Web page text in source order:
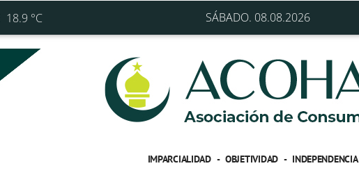
18.9 °C SÁBADO. 08.08.2026
IMPARCIALIDAD - OBJETIVIDAD - INDEPENDENCIA